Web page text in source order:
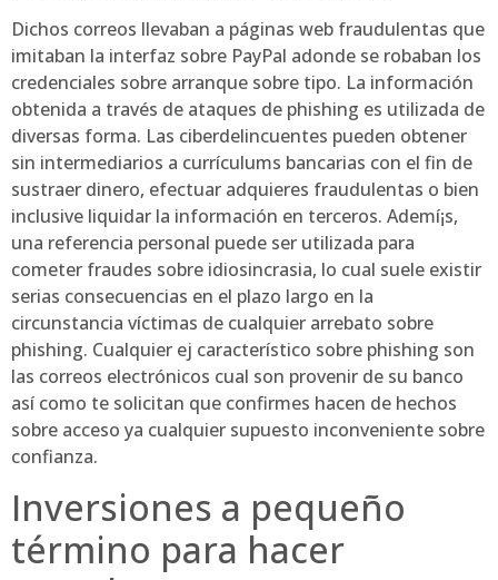
Dichos correos llevaban a páginas web fraudulentas que
imitaban la interfaz sobre PayPal adonde se robaban los
credenciales sobre arranque sobre tipo. La información
obtenida a través de ataques de phishing es utilizada de
diversas forma. Las ciberdelincuentes pueden obtener
sin intermediarios a currículums bancarias con el fin de
sustraer dinero, efectuar adquieres fraudulentas o bien
inclusive liquidar la información en terceros. Ademí¡s,
una referencia personal puede ser utilizada para
cometer fraudes sobre idiosincrasia, lo cual suele existir
serias consecuencias en el plazo largo en la
circunstancia víctimas de cualquier arrebato sobre
phishing. Cualquier ej característico sobre phishing son
las correos electrónicos cual son provenir de su banco
así­ como te solicitan que confirmes hacen de hechos
sobre acceso ya cualquier supuesto inconveniente sobre
confianza.
Inversiones a pequeño
término para hacer